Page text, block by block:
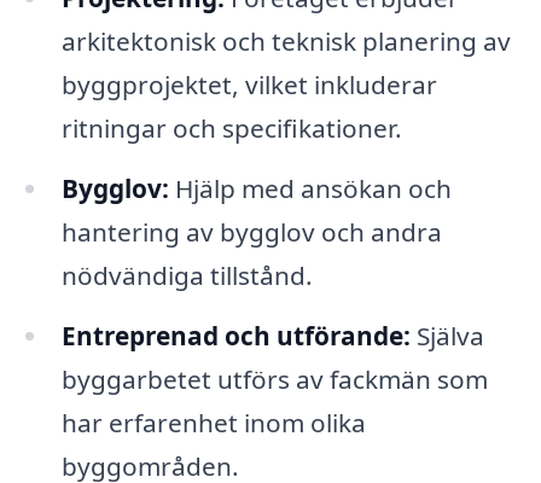
arkitektonisk och teknisk planering av
byggprojektet, vilket inkluderar
ritningar och specifikationer.
Bygglov: Hjälp med ansökan och
hantering av bygglov och andra
nödvändiga tillstånd.
Entreprenad och utförande: Själva
byggarbetet utförs av fackmän som
har erfarenhet inom olika
byggområden.